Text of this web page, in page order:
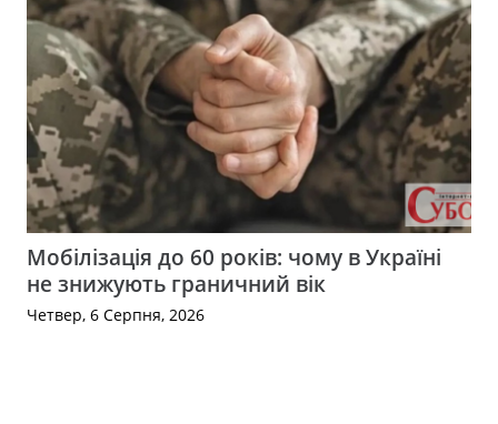
Мобілізація до 60 років: чому в Україні
не знижують граничний вік
Четвер, 6 Серпня, 2026